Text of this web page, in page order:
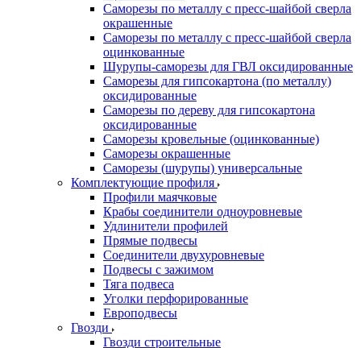
Саморезы по металлу с пресс-шайбой сверла
окрашенные
Саморезы по металлу с пресс-шайбой сверла
оцинкованные
Шурупы-саморезы для ГВЛ оксидированные
Саморезы для гипсокартона (по металлу)
оксидированные
Саморезы по дереву для гипсокартона
оксидированные
Саморезы кровельные (оцинкованные)
Саморезы окрашенные
Саморезы (шурупы) универсальные
Комплектующие профиля
Профили маячковые
Крабы соединители одноуровневые
Удлинители профилей
Прямые подвесы
Соединители двухуровневые
Подвесы с зажимом
Тяга подвеса
Уголки перфорированные
Европодвесы
Гвозди
Гвозди строительные